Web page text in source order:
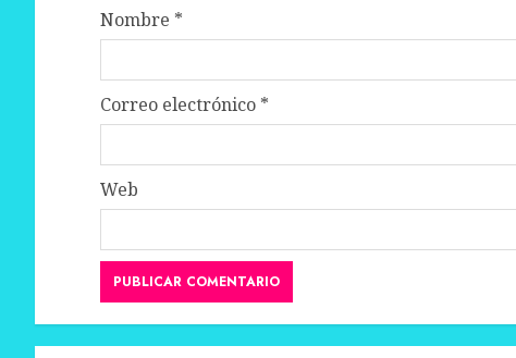
Nombre *
Correo electrónico *
Web